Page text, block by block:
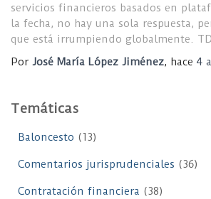
servicios financieros basados en
la fecha, no hay una sola respuesta,
que está irrumpiendo globalmente.
Por José María López Jiménez, hace 4
Temáticas
Baloncesto (13)
Comentarios jurisprudenciales (36)
Contratación financiera (38)